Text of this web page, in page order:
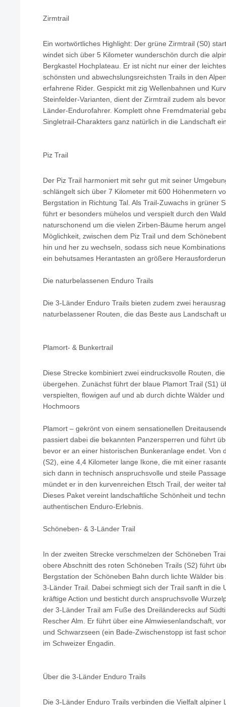
Zirmtrail
Ein wortwörtliches Highlight: Der grüne Zirmtrail (S0)
windet sich über 5 Kilometer wunderschön durch die
Bergkastel Hochplateau. Er ist nicht nur einer der
schönsten und abwechslungsreichsten Trails in den
erfahrene Rider. Gespickt mit zig Wellenbahnen und
Steinfelder-Varianten, dient der Zirmtrail zudem als
Länder-Endurofahrer. Komplett ohne Fremdmaterial
Singletrail-Charakters ganz natürlich in die Landschaft
Piz Trail
Der Piz Trail harmoniert mit sehr gut mit seiner
schlängelt sich über 7 Kilometer mit 600 Höhenmetern
Bergstation in Richtung Tal. Als Trail-Zuwachs in grüner
führt er besonders mühelos und verspielt durch den
naturschonend um die vielen Zirben-Bäume herum
Möglichkeit, zwischen dem Piz Trail und dem
hin und her zu wechseln, sodass sich neue
ein behutsames Herantasten an größere
Die naturbelassenen Enduro Trails
Die 3-Länder Enduro Trails bieten zudem zwei
naturbelassener Routen, die das Beste aus Landschaft
Plamort- & Bunkertrail
Diese Strecke kombiniert zwei eindrucksvolle Routen,
übergehen. Zunächst führt der blaue Plamort Trail (S1)
verspielten, flowigen auf und ab durch dichte Wälder
Hochmoors
Plamort – gekrönt von einem sensationellen
passiert dabei die bekannten Panzersperren und führt
bevor er an einer historischen Bunkeranlage endet. Von
(S2), eine 4,4 Kilometer lange Ikone, die mit einer
sich dann in technisch anspruchsvolle und steile
mündet er in den kurvenreichen Etsch Trail, der weiter
Dieses Paket vereint landschaftliche Schönheit und
authentischen Enduro-Erlebnis.
Schöneben- & 3-Länder Trail
In der zweiten Strecke verschmelzen der Schöneben
obere Abschnitt des roten Schöneben Trails (S2) führt
Bergstation der Schöneben Bahn durch lichte Wälder
3-Länder Trail. Dabei schmiegt sich der Trail sanft in die
kräftige Action und besticht durch anspruchsvolle
der 3-Länder Trail am Fuße des Dreiländerecks auf
Rescher Alm. Er führt über eine Almwiesenlandschaft,
und Schwarzseen (ein Bade-Zwischenstopp ist fast
im Schweizer Engadin.
Über die 3-Länder Enduro Trails
Die 3-Länder Enduro Trails verbinden die Vielfalt alpiner